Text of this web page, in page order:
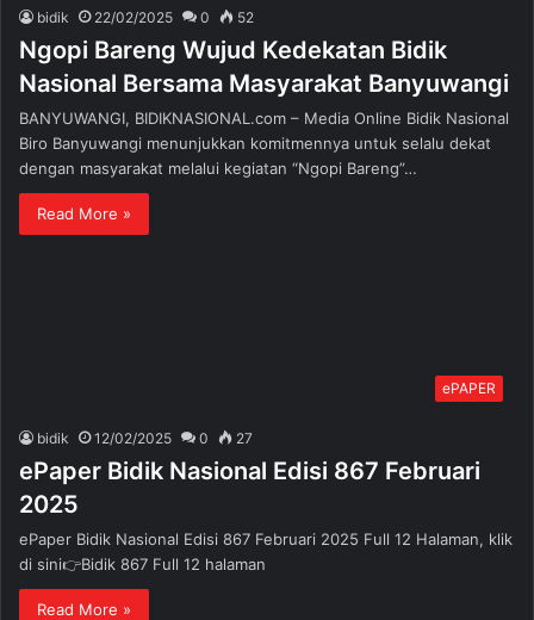
bidik 22/02/2025 0 52
Ngopi Bareng Wujud Kedekatan Bidik
Nasional Bersama Masyarakat Banyuwangi
BANYUWANGI, BIDIKNASIONAL.com – Media Online Bidik Nasional
Biro Banyuwangi menunjukkan komitmennya untuk selalu dekat
dengan masyarakat melalui kegiatan “Ngopi Bareng”…
Read More »
ePAPER
bidik 12/02/2025 0 27
ePaper Bidik Nasional Edisi 867 Februari
2025
ePaper Bidik Nasional Edisi 867 Februari 2025 Full 12 Halaman, klik
di sini👉Bidik 867 Full 12 halaman
Read More »